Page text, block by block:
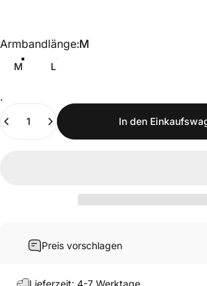
Armbandlänge
Armbandlänge:M
M L
.
In den
Preis vorschlagen